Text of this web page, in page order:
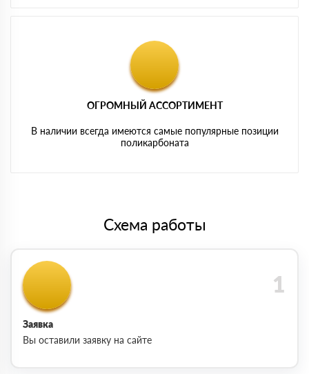
ОГРОМНЫЙ АССОРТИМЕНТ
В наличии всегда имеются самые популярные позиции
поликарбоната
Схема работы
Заявка
Вы оставили заявку на сайте